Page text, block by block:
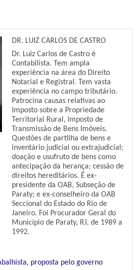
DR. LUIZ CARLOS DE CASTRO
Dr. Luiz Carlos de Castro é
Contabilista. Tem ampla
experiência na área do Direito
Notarial e Registral. Tem vasta
experiência no campo tributário.
Patrocina causas relativas ao
Imposto sobre a Propriedade
Territorial Rural, Imposto de
Transmissão de Bens Imóveis.
Questões de partilha de bens e
inventário judicial ou extrajudicial;
doação e usufruto de bens como
antecipação da herança; cessão de
direitos hereditários. É ex-
presidente da OAB, Subseção de
Paraty; e ex-conselheiro da OAB
Seccional do Estado do Rio de
Janeiro. Foi Procurador Geral do
Município de Paraty, RJ, de 1989 a
1992.
proposta pelo governo